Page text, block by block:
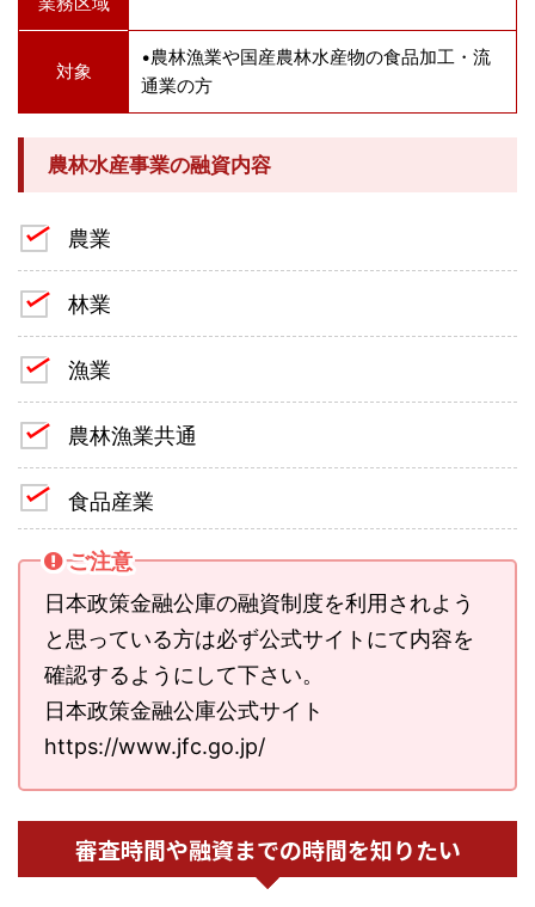
対象
•農林漁業や国産農林水産物の食品加工・流
通業の方
農林水産事業の融資内容
農業
林業
漁業
農林漁業共通
食品産業
ご注意
日本政策金融公庫の融資制度を利用されよう
と思っている方は必ず公式サイトにて内容を
確認するようにして下さい。
日本政策金融公庫公式サイト
https://www.jfc.go.jp/
審査時間や融資までの時間を知りたい